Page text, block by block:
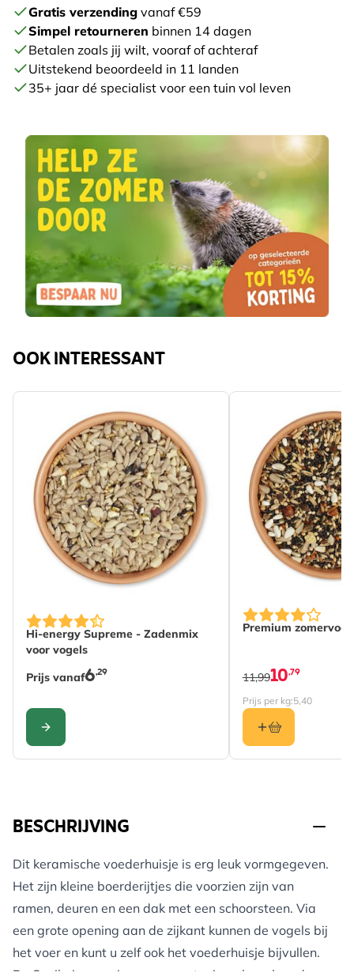
Gratis verzending vanaf €59
Simpel retourneren binnen 14 dagen
Betalen zoals jij wilt, vooraf of achteraf
Uitstekend beoordeeld in 11 landen
35+ jaar dé specialist voor een tuin vol leven
OOK INTERESSANT
Hi-energy Supreme - Zadenmix
voor vogels
The price depends on the options chosen on the
Prijs vanaf6,29
CONFIGURE
Premium
10,79
11,99
Prijs per kg:5,40
BESCHRIJVING
Dit keramische voederhuisje is erg leuk vormgegeven.
Het zijn kleine boerderijtjes die voorzien zijn van
ramen, deuren en een dak met een schoorsteen. Via
een grote opening aan de zijkant kunnen de vogels bij
het voer en kunt u zelf ook het voederhuisje bijvullen.